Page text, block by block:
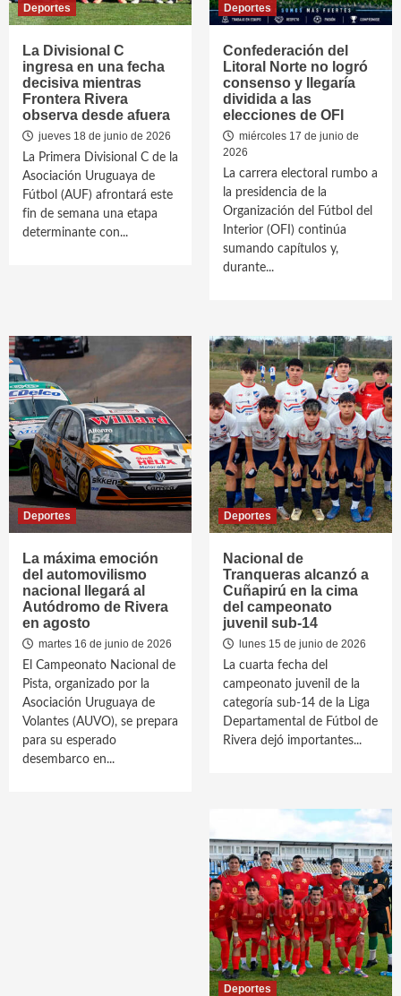
Deportes
La Divisional C
ingresa en una fecha
decisiva mientras
Frontera Rivera
observa desde afuera
jueves 18 de junio de 2026
La Primera Divisional C de la
Asociación Uruguaya de
Fútbol (AUF) afrontará este
fin de semana una etapa
determinante con...
Deportes
Confederación del
Litoral Norte no logró
consenso y llegaría
dividida a las
elecciones de OFI
miércoles 17 de junio de
2026
La carrera electoral rumbo a
la presidencia de la
Organización del Fútbol del
Interior (OFI) continúa
sumando capítulos y,
durante...
Deportes
La máxima emoción
del automovilismo
nacional llegará al
Autódromo de Rivera
en agosto
martes 16 de junio de 2026
El Campeonato Nacional de
Pista, organizado por la
Asociación Uruguaya de
Volantes (AUVO), se prepara
para su esperado
desembarco en...
Deportes
Nacional de
Tranqueras alcanzó a
Cuñapirú en la cima
del campeonato
juvenil sub-14
lunes 15 de junio de 2026
La cuarta fecha del
campeonato juvenil de la
categoría sub-14 de la Liga
Departamental de Fútbol de
Rivera dejó importantes...
Deportes